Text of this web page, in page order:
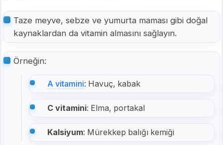
Taze meyve, sebze ve yumurta maması gibi doğal
kaynaklardan da vitamin almasını sağlayın.
Örneğin:
A vitamini: Havuç, kabak
C vitamini: Elma, portakal
Kalsiyum: Mürekkep balığı kemiği